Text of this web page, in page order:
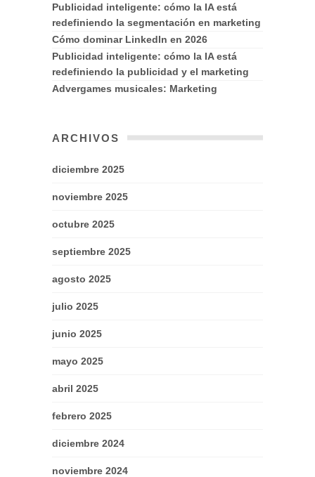
Publicidad inteligente: cómo la IA está
redefiniendo la segmentación en marketing
Cómo dominar LinkedIn en 2026
Publicidad inteligente: cómo la IA está
redefiniendo la publicidad y el marketing
Advergames musicales: Marketing
ARCHIVOS
diciembre 2025
noviembre 2025
octubre 2025
septiembre 2025
agosto 2025
julio 2025
junio 2025
mayo 2025
abril 2025
febrero 2025
diciembre 2024
noviembre 2024